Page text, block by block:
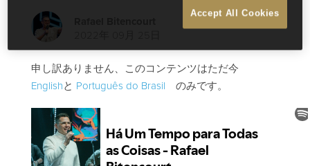
申し訳ありません、このコンテンツはただ今
Englishと Português do Brasil のみです。
Accept All Cookies